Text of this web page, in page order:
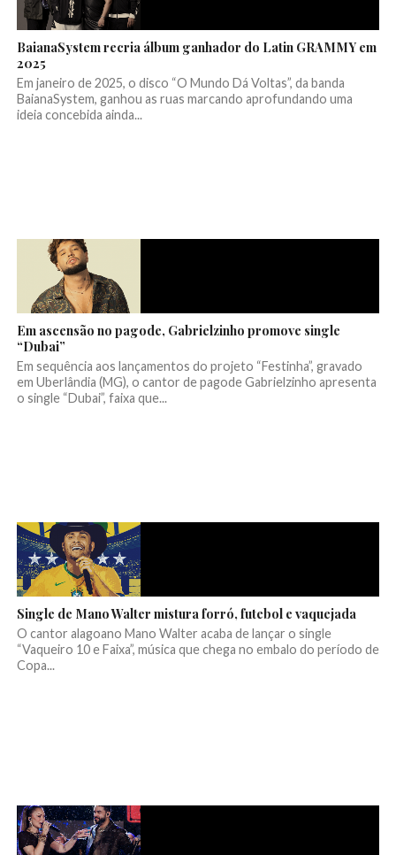
BaianaSystem recria álbum ganhador do Latin GRAMMY em
2025
Em janeiro de 2025, o disco “O Mundo Dá Voltas”, da banda
BaianaSystem, ganhou as ruas marcando aprofundando uma
ideia concebida ainda...
Em ascensão no pagode, Gabrielzinho promove single
“Dubai”
Em sequência aos lançamentos do projeto “Festinha”, gravado
em Uberlândia (MG), o cantor de pagode Gabrielzinho apresenta
o single “Dubai”, faixa que...
Single de Mano Walter mistura forró, futebol e vaquejada
O cantor alagoano Mano Walter acaba de lançar o single
“Vaqueiro 10 e Faixa”, música que chega no embalo do período de
Copa...